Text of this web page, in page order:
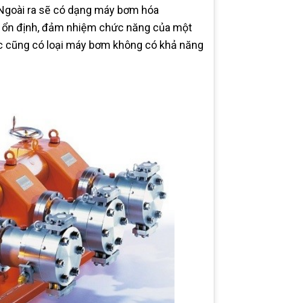
ra sẽ có dạng máy bơm hóa
định, đảm nhiệm chức năng của một
có loại máy bơm không có khả năng